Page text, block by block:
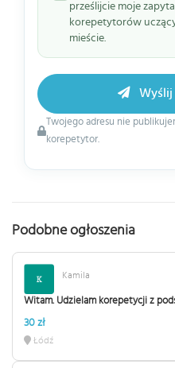
prześlijcie moje
korepetytorów
mieście.
Twojego adresu nie
korepetytor.
Podobne ogłoszenia
Kamila
Witam. Udzielam korepetycji z
30 zł
Łódź